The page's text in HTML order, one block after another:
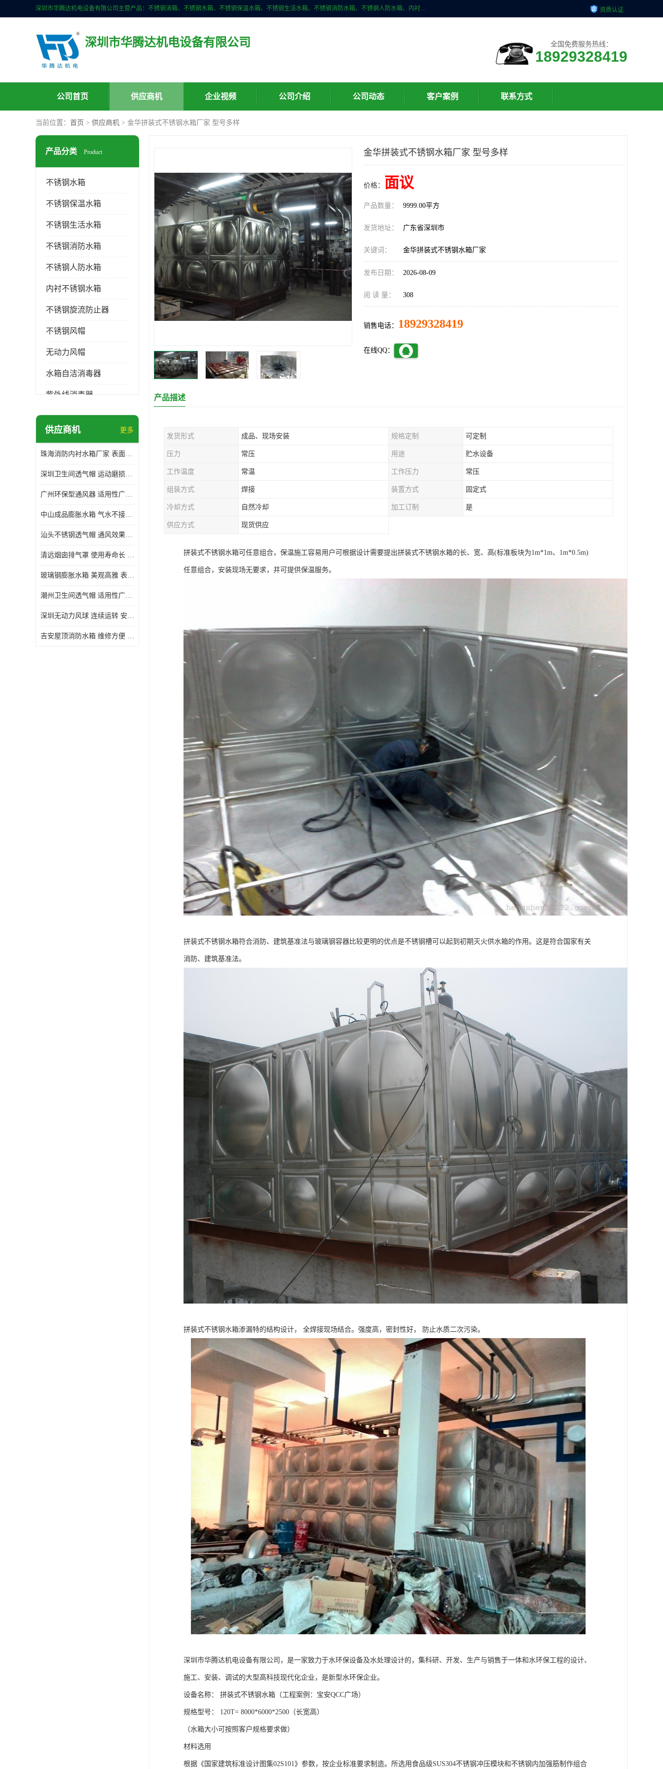
深圳市华腾达机电设备有限公司主营产品：不锈钢消箱、不锈钢水箱、不锈钢保温水箱、不锈钢生活水箱、不锈钢消防水箱、不锈钢人防水箱、内衬不锈钢水箱、膨胀水箱、不锈钢风帽、无动力风帽、水箱自洁消毒器、紫外线消毒器、不锈钢旋流防止器、组合式不锈钢水箱等。 资质认证
深圳市华腾达机电设备有限公司 全国免费服务热线：
18929328419
公司首页 供应商机 企业视频 公司介绍 公司动态 客户案例 联系方式
当前位置： 首页 > 供应商机 > 金华拼装式不锈钢水箱厂家 型号多样
产品分类 Product
不锈钢水箱
不锈钢保温水箱
不锈钢生活水箱
不锈钢消防水箱
不锈钢人防水箱
内衬不锈钢水箱
不锈钢旋流防止器
不锈钢风帽
无动力风帽
水箱自洁消毒器
紫外线消毒器
膨胀水箱
生活水箱
镀锌钢板水箱
供应商机 更多
珠海消防内衬水箱厂家 表面光滑 施工设计合理
深圳卫生间透气帽 运动磨损小 重量轻 无噪音
广州环保型通风器 适用性广泛 灰尘不易附着
中山成品膨胀水箱 气水不接触 一次充气可保持长久使用
汕头不锈钢透气帽 通风效果好 无噪音 无火花
清远烟囱排气罩 使用寿命长 安装简便迅捷
玻璃钢膨胀水箱 美观高雅 表面光洁美观
潮州卫生间透气帽 适用性广泛 可以长期运行
深圳无动力风球 连续运转 安装操作简便
吉安屋顶消防水箱 维修方便 箱体钢度足
金华拼装式不锈钢水箱厂家 型号多样
价格： 面议
产品数量： 9999.00平方
发货地址： 广东省深圳市
关键词： 金华拼装式不锈钢水箱厂家
发布日期： 2026-08-09
阅 读 量： 308
销售电话： 18929328419
在线QQ：
产品描述
发货形式 成品、现场安装 规格定制 可定制
压力 常压 用途 贮水设备
工作温度 常温 工作压力 常压
组装方式 焊接 装置方式 固定式
冷却方式 自然冷却 加工订制 是
供应方式 现货供应
拼装式不锈钢水箱可任意组合，保温施工容易用户可根据设计需要提出拼装式不锈钢水箱的长、宽、高(标准板块为1m*1m、1m*0.5m)
任意组合，安装现场无要求，并可提供保温服务。
拼装式不锈钢水箱符合消防、建筑基准法与玻璃钢容器比较更明的优点是不锈钢槽可以起到初期灭火供水箱的作用。这是符合国家有关
消防、建筑基准法。
拼装式不锈钢水箱渗漏特的结构设计， 全焊接现场结合。强度高，密封性好， 防止水质二次污染。
深圳市华腾达机电设备有限公司，是一家致力于水环保设备及水处理设计的，集科研、开发、生产与销售于一体和水环保工程的设计、
施工、安装、调试的大型高科技现代化企业，是新型水环保企业。
设备名称： 拼装式不锈钢水箱（工程案例：宝安QCC广场）
规格型号： 120T= 8000*6000*2500（长宽高）
（水箱大小可按照客户规格要求做）
材料选用
根据《国家建筑标准设计图集02S101》参数，按企业标准要求制造。所选用食品级SUS304不锈钢冲压模块和不锈钢内加强筋制作组合